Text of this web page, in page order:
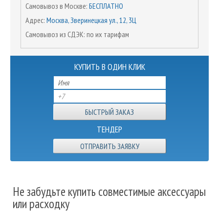
Самовывоз в Москве: БЕСПЛАТНО
Адрес: Москва, Зверинецкая ул., 12, 3Ц
Самовывоз из СДЭК: по их тарифам
КУПИТЬ В ОДИН КЛИК
ТЕНДЕР
ОТПРАВИТЬ ЗАЯВКУ
Не забудьте купить совместимые аксессуары
или расходку